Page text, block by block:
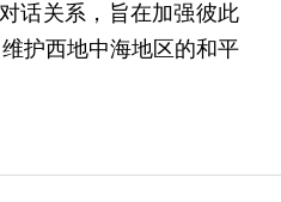
话关系，旨在加强彼此
护西地中海地区的和平